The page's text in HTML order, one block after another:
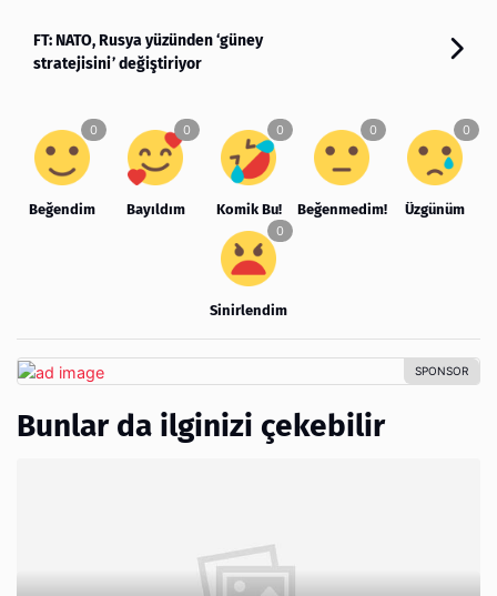
FT: NATO, Rusya yüzünden ‘güney
stratejisini’ değiştiriyor
Beğendim Bayıldım Komik Bu! Beğenmedim! Üzgünüm
Sinirlendim
Bunlar da ilginizi çekebilir